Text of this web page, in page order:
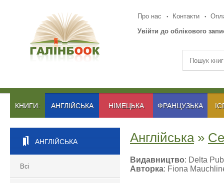
Про нас Контакти
Увійти до облікового
КНИГИ: АНГЛІЙСЬКА НІМЕЦЬКА ФРАНЦУЗЬКА
АНГЛІЙСЬКА
Всі
Англійська»
Видавництво: Delta
Авторка: Fiona